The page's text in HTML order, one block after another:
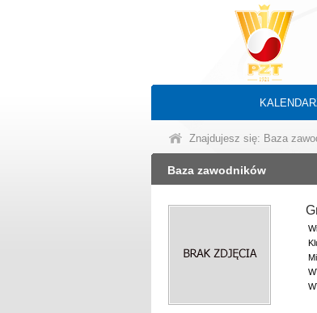
Znajdujesz się: Baza
Baza zawodników